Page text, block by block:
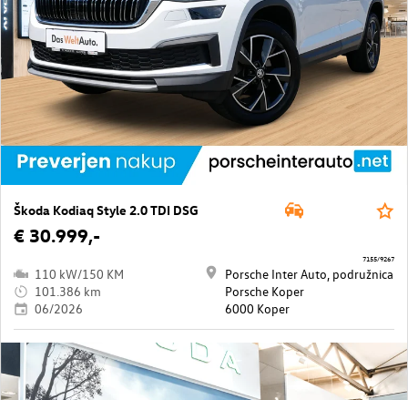
Škoda Kodiaq Style 2.0 TDI DSG
€ 30.999,-
110 kW/150 KM
101.386 km
06/2026
Porsche Inter Auto, podružnica
Porsche Koper
6000 Koper
7155/9267